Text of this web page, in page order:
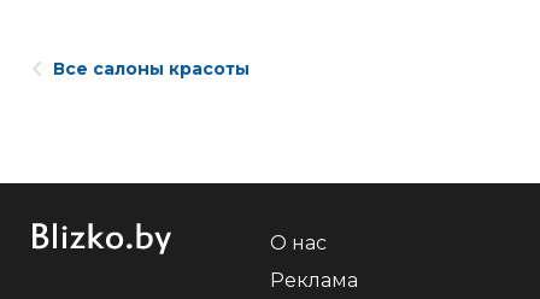
Все салоны красоты
О нас
Реклама